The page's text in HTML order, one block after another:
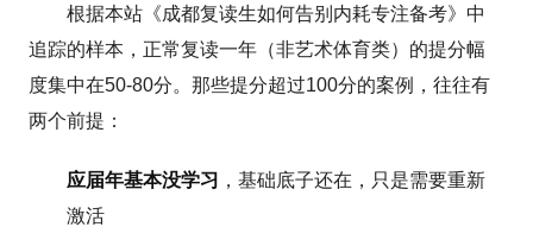
根据本站《成都复读生如何告别内耗专注备考》中
追踪的样本，正常复读一年（非艺术体育类）的提分幅
度集中在50-80分。那些提分超过100分的案例，往往有
两个前提：
应届年基本没学习 ，基础底子还在，只是需要重新
激活